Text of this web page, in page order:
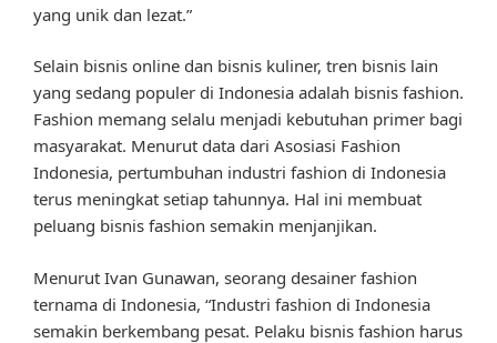
yang unik dan lezat.”
Selain bisnis online dan bisnis kuliner, tren bisnis lain
yang sedang populer di Indonesia adalah bisnis fashion.
Fashion memang selalu menjadi kebutuhan primer bagi
masyarakat. Menurut data dari Asosiasi Fashion
Indonesia, pertumbuhan industri fashion di Indonesia
terus meningkat setiap tahunnya. Hal ini membuat
peluang bisnis fashion semakin menjanjikan.
Menurut Ivan Gunawan, seorang desainer fashion
ternama di Indonesia, “Industri fashion di Indonesia
semakin berkembang pesat. Pelaku bisnis fashion harus